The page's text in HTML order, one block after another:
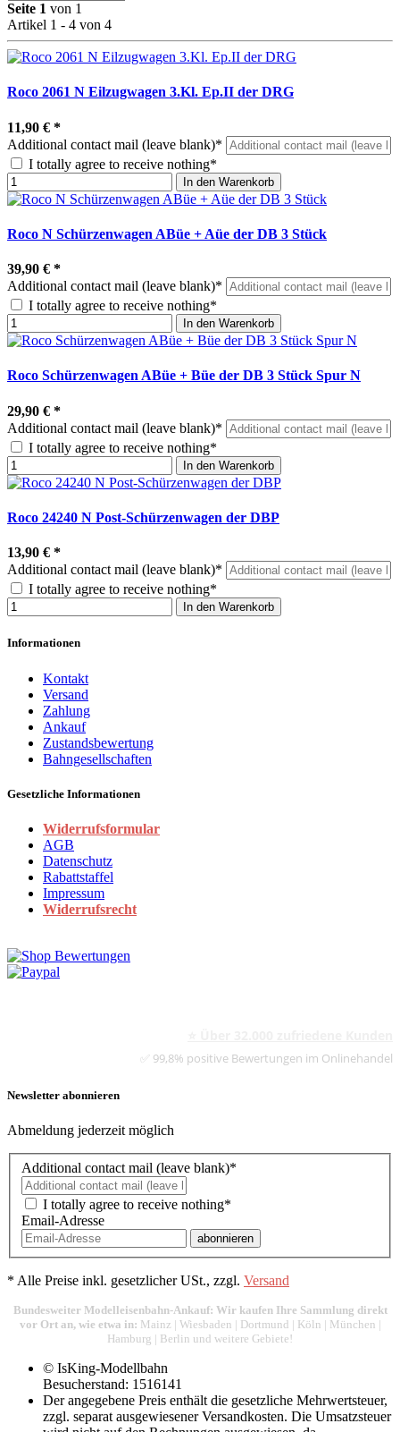
Seite 1 von 1
Artikel 1 - 4 von 4
Roco 2061 N Eilzugwagen 3.Kl. Ep.II der DRG
11,90 € *
Additional contact mail (leave blank)*
I totally agree to receive nothing*
In den Warenkorb
Roco N Schürzenwagen ABüe + Aüe der DB 3 Stück
39,90 € *
Additional contact mail (leave blank)*
I totally agree to receive nothing*
In den Warenkorb
Roco Schürzenwagen ABüe + Büe der DB 3 Stück Spur N
29,90 € *
Additional contact mail (leave blank)*
I totally agree to receive nothing*
In den Warenkorb
Roco 24240 N Post-Schürzenwagen der DBP
13,90 € *
Additional contact mail (leave blank)*
I totally agree to receive nothing*
In den Warenkorb
Informationen
Kontakt
Versand
Zahlung
Ankauf
Zustandsbewertung
Bahngesellschaften
Gesetzliche Informationen
Widerrufsformular
AGB
Datenschutz
Rabattstaffel
Impressum
Widerrufsrecht
✅ 99,8% positive Bewertungen im Onlinehandel
Newsletter abonnieren
Abmeldung jederzeit möglich
Additional contact mail (leave blank)*
I totally agree to receive nothing*
Email-Adresse
abonnieren
* Alle Preise inkl. gesetzlicher USt., zzgl. Versand
Bundesweiter Modelleisenbahn-Ankauf: Wir kaufen Ihre Sammlung direkt
vor Ort an, wie etwa in: Mainz | Wiesbaden | Dortmund | Köln | München |
Hamburg | Berlin und weitere Gebiete!
© IsKing-Modellbahn
Besucherstand: 1516141
Der angegebene Preis enthält die gesetzliche Mehrwertsteuer,
zzgl. separat ausgewiesener Versandkosten. Die Umsatzsteuer